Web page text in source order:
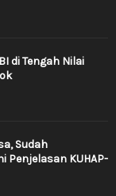
di Tengah Nilai
Sudah
Penjelasan KUHAP-